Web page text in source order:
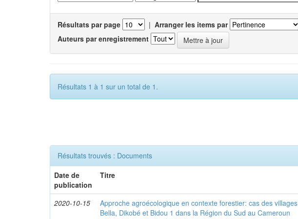
Résultats par page | Arranger les items par
Auteurs par enregistrement
Résultats 1 à 1 sur un total de 1.
Résultats trouvés : Documents
Date de
publication
Titre
2020-10-15
Approche agroécologique en contexte forestier: cas des villages
Bella, Dikobé et Bidou 1 dans la Région du Sud au Cameroun